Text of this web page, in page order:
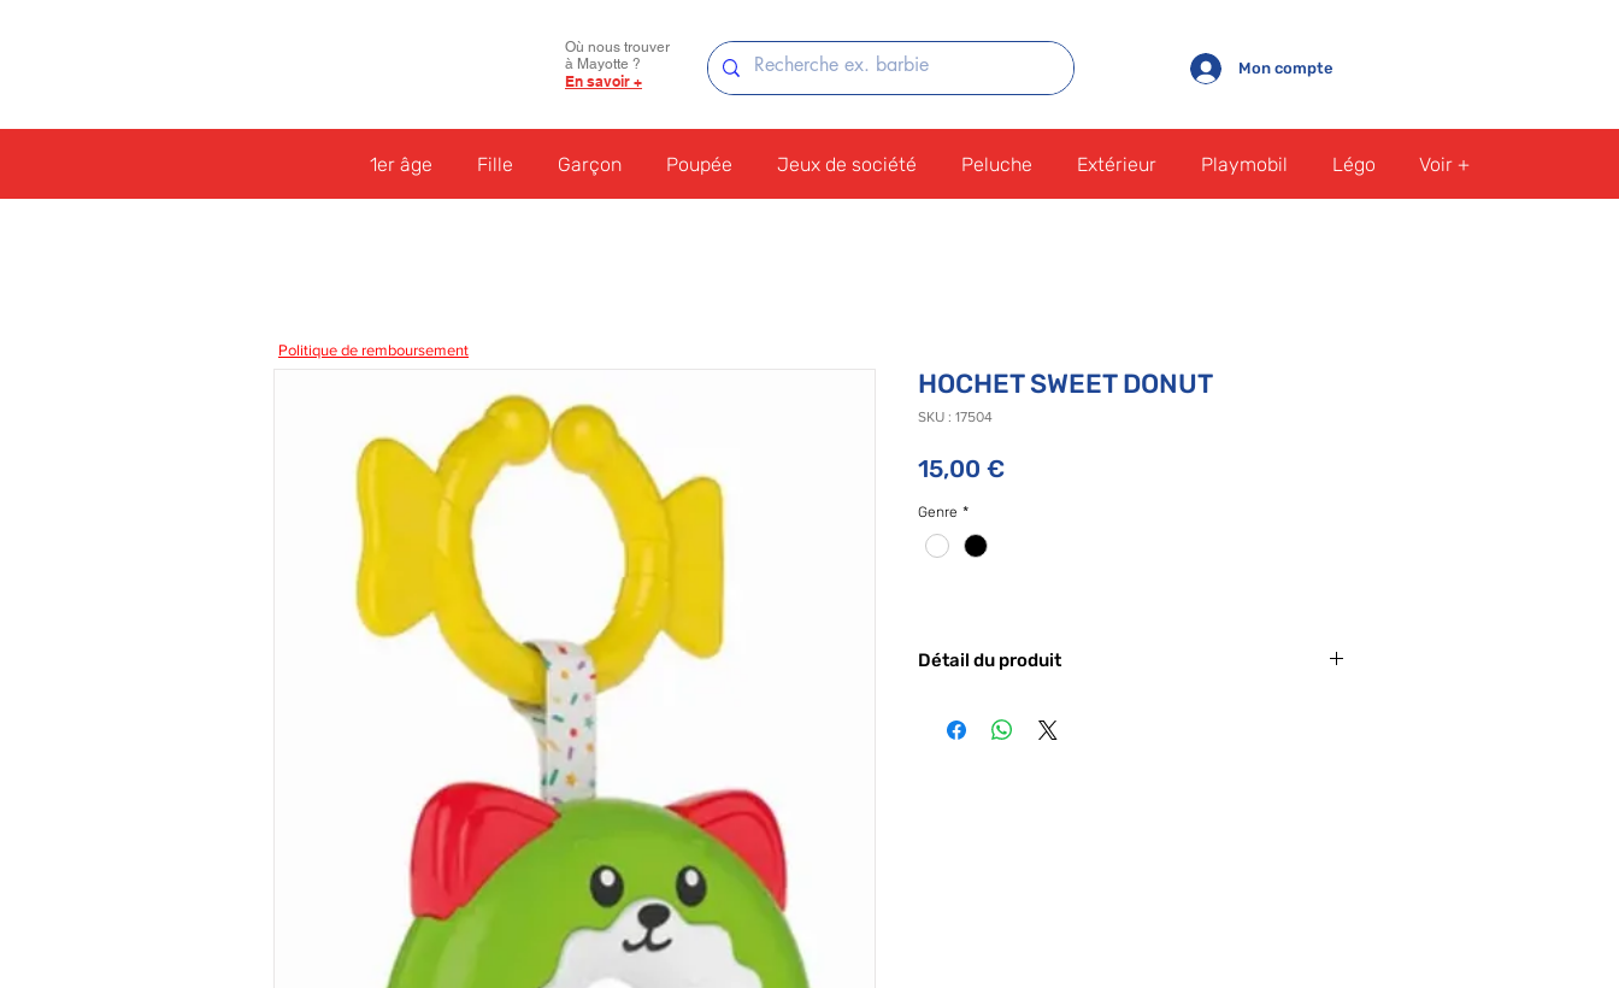
Où nous trouver
à Mayotte ?
En savoir +
Mon compte
1er âge Fille Garçon Poupée Jeux de société Peluche Extérieur Playmobil Légo Voir +
HOCHET SWEET DONUT
SKU : 17504
15,00 €Prix
Genre *
Détail du produit
Politique de remboursement